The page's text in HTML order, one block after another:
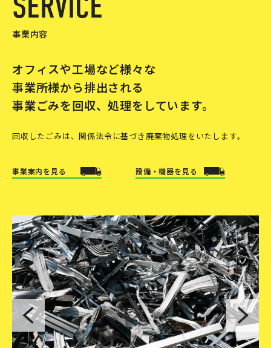
事業内容
オフィスや工場など様々な
事業所様から排出される
事業ごみを回収、処理をしています。
回収したごみは、関係法令に基づき廃棄物処理をいたします。
事業案内を見る 設備・機器を見る